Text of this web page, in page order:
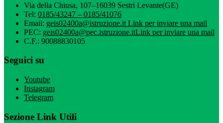
Via della Chiusa, 107–16039 Sestri Levante(GE)
Tel: 0185/43247 – 0185/41076
Email: geis02400a@istruzione.it Link per inviare una mail
PEC: geis02400a@pec.istruzione.itLink per inviare una mail
C.F.: 90088830105
Seguici su
Youtube
Instagram
Telegram
Sezione Link Utili